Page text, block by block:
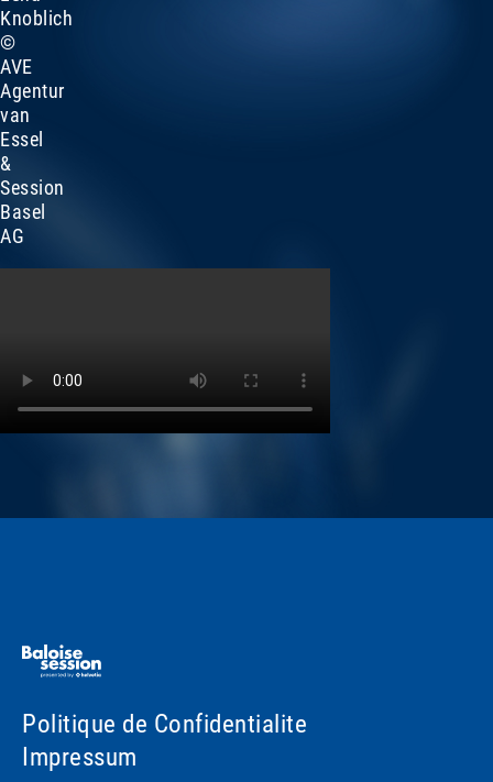
Knoblich
©
AVE
Agentur
van
Essel
&
Session
Basel
AG
Politique de Confidentialite
Impressum